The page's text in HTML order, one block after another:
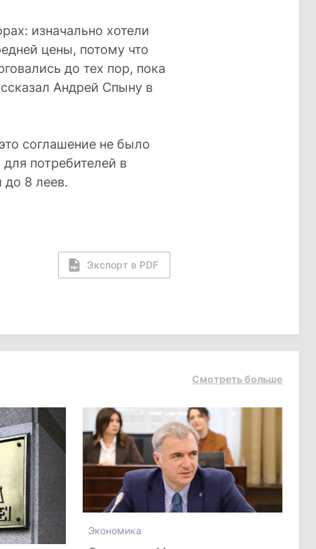
изначально хотели
цены, потому что
до тех пор, пока
Андрей Спыну в
соглашение не было
потребителей в
до 8 леев.
Экспорт в PDF
Смотреть больше
Экономика